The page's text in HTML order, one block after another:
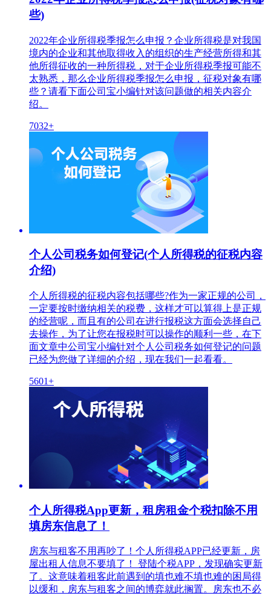
些)
2022年企业所得税季报怎么申报？企业所得税是对我国
境内的企业和其他取得收入的组织的生产经营所得和其
他所得征收的一种所得税，对于企业所得税季报可能不
太熟悉，那么企业所得税季报怎么申报，征税对象有哪
些？请看下面公司宝小编针对该问题做的相关内容介
绍。
7032+
个人公司税务如何登记(个人所得税的征税内容
介绍)
个人所得税的征税内容包括哪些?作为一家正规的公司，
一定要按时缴纳相关的税费，这样才可以算得上是正规
的经营呢，而且有的公司在进行报税这方面会选择自己
去操作，为了让您在报税时可以操作的顺利一些，在下
面文章中公司宝小编针对个人公司税务如何登记的问题
已经为您做了详细的介绍，现在我们一起看看。
5601+
个人所得税App更新，租房租金个税扣除不用
填房东信息了！
房东与租客不用再吵了！个人所得税APP已经更新，房
屋出租人信息不要填了！ 登陆个税APP，发现确实更新
了。这意味着租客此前遇到的填也难不填也难的困局得
以缓和，房东与租客之间的博弈就此搁置。房东也不必